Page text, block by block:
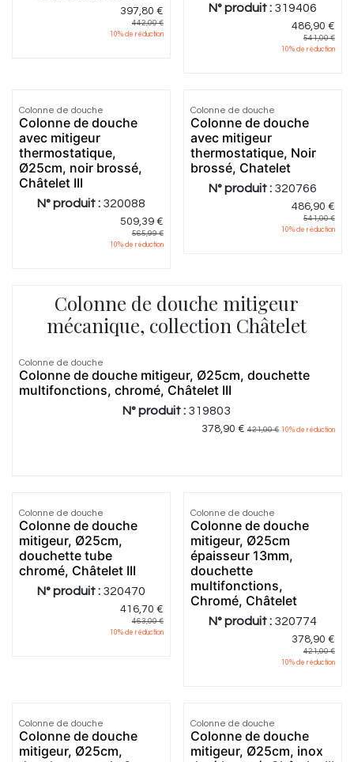
397,80 €
442,00€
10% de réduction
N° produit : 319406
486,90 €
541,00€
10% de réduction
Colonne de douche
Colonne de douche
avec mitigeur
thermostatique,
Ø25cm, noir brossé,
Châtelet III
N° produit : 320088
509,39€
565,99€
10% de réduction
Colonne de douche
Colonne de douche
avec mitigeur
thermostatique, Noir
brossé, Chatelet
N° produit : 320766
486,90 €
541,00€
10% de réduction
Colonne de douche mitigeur
mécanique, collection Châtelet
Colonne de douche
Colonne de douche mitigeur, Ø25cm, douchette
multifonctions, chromé, Châtelet III
N° produit : 319803
378,90 € 421,00€ 10% de réduction
Colonne de douche
Colonne de douche
mitigeur, Ø25cm,
douchette tube
chromé, Châtelet III
N° produit : 320470
416,70 €
463,00€
10% de réduction
Colonne de douche
Colonne de douche
mitigeur, Ø25cm
épaisseur 13mm,
douchette
multifonctions,
Chromé, Châtelet
N° produit : 320774
378,90 €
421,00€
10% de réduction
Colonne de douche
Colonne de douche
mitigeur, Ø25cm,
Colonne de douche
Colonne de douche
mitigeur, Ø25cm, inox